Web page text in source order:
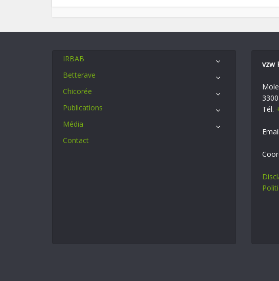
IRBAB
Betterave
Chicorée
Publications
Média
Contact
vzw
Tél.